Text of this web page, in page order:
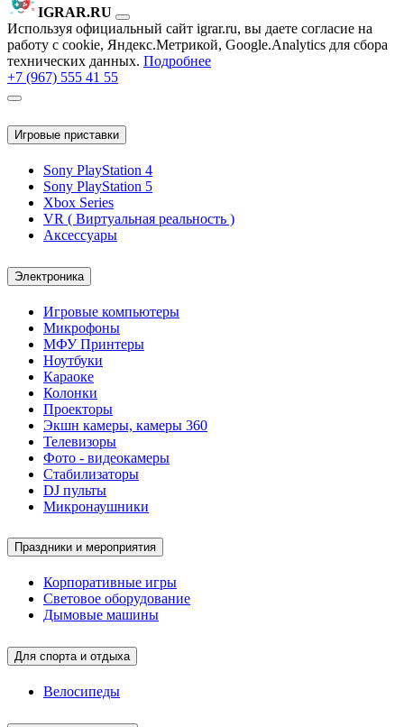
IGRAR.RU
Используя официальный сайт igrar.ru, вы даете согласие на
работу с cookie, Яндекс.Метрикой, Google.Analytics для сбора
технических данных. Подробнее
+7 (967) 555 41 55
Игровые приставки
Sony PlayStation 4
Sony PlayStation 5
Xbox Series
VR ( Виртуальная реальность )
Аксессуары
Электроника
Игровые компьютеры
Микрофоны
МФУ Принтеры
Ноутбуки
Караоке
Колонки
Проекторы
Экшн камеры, камеры 360
Телевизоры
Фото - видеокамеры
Стабилизаторы
DJ пульты
Микронаушники
Праздники и мероприятия
Корпоративные игры
Световое оборудование
Дымовые машины
Для спорта и отдыха
Велосипеды